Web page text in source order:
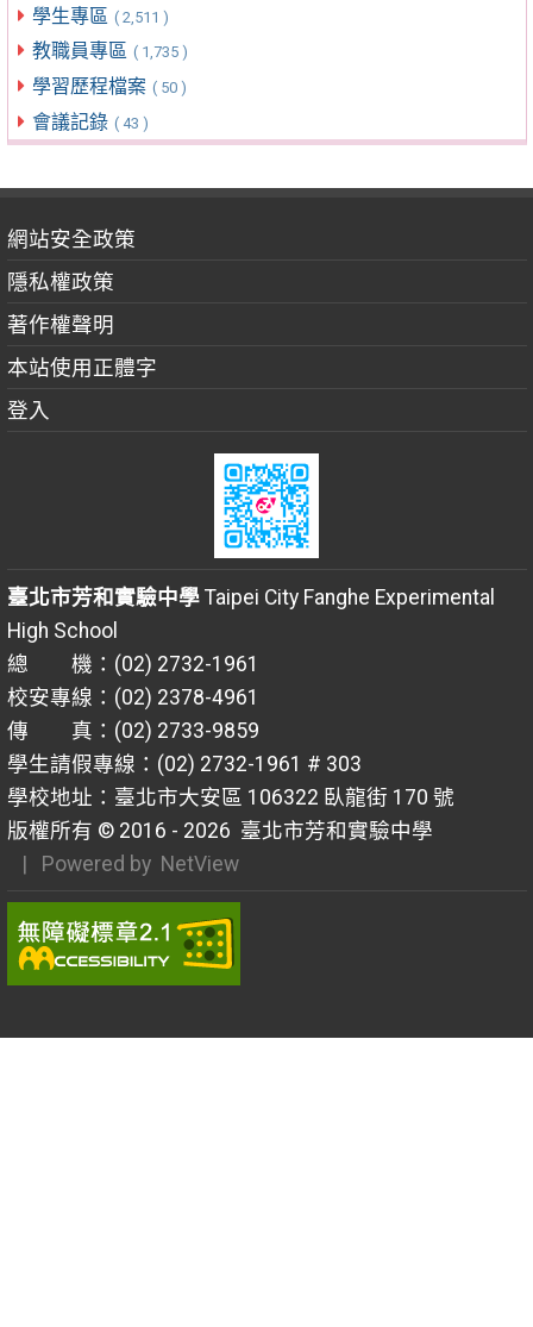
學生專區 ( 2,511 )
教職員專區 ( 1,735 )
學習歷程檔案 ( 50 )
會議記錄 ( 43 )
網站安全政策
隱私權政策
著作權聲明
本站使用正體字
登入
臺北市芳和實驗中學Taipei City Fanghe Experimental
High School
總 機：(02) 2732-1961
校安專線：(02) 2378-4961
傳 真：(02) 2733-9859
學生請假專線：(02) 2732-1961 # 303
學校地址：臺北市大安區 106322 臥龍街 170 號
版權所有 © 2016 - 2026 臺北市芳和實驗中學
| Powered by NetView